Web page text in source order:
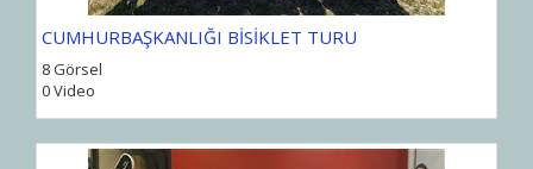
CUMHURBAŞKANLIĞI BİSİKLET TURU
8 Görsel
0 Video